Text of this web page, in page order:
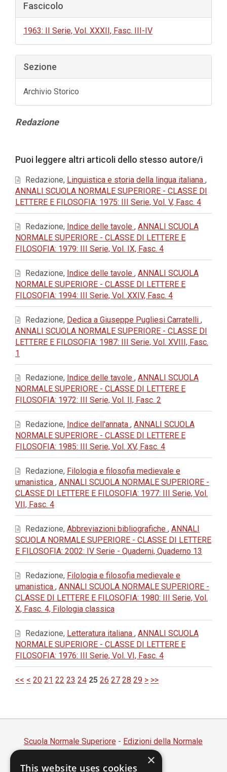
Fascicolo
1963: II Serie, Vol. XXXII, Fasc. III-IV
Sezione
Archivio Storico
Contenuto
Redazione
dell'articolo
Puoi leggere altri articoli dello stesso autore/i
Redazione, Linguistica e storia della lingua italiana ,
ANNALI SCUOLA NORMALE SUPERIORE - CLASSE DI
LETTERE E FILOSOFIA: 1975: III Serie, Vol. V, Fasc. 4
Redazione, Indice delle tavole , ANNALI SCUOLA
NORMALE SUPERIORE - CLASSE DI LETTERE E
FILOSOFIA: 1979: III Serie, Vol. IX, Fasc. 4
Redazione, Indice delle tavole , ANNALI SCUOLA
NORMALE SUPERIORE - CLASSE DI LETTERE E
FILOSOFIA: 1994: III Serie, Vol. XXIV, Fasc. 4
Redazione, Dedica a Giuseppe Pugliesi Carratelli ,
ANNALI SCUOLA NORMALE SUPERIORE - CLASSE DI
LETTERE E FILOSOFIA: 1987: III Serie, Vol. XVIII, Fasc.
1
Redazione, Indice delle tavole , ANNALI SCUOLA
NORMALE SUPERIORE - CLASSE DI LETTERE E
FILOSOFIA: 1972: III Serie, Vol. II, Fasc. 2
Redazione, Indice dell'annata , ANNALI SCUOLA
NORMALE SUPERIORE - CLASSE DI LETTERE E
FILOSOFIA: 1985: III Serie, Vol. XV, Fasc. 4
Redazione, Filologia e filosofia medievale e
umanistica , ANNALI SCUOLA NORMALE SUPERIORE -
CLASSE DI LETTERE E FILOSOFIA: 1977: III Serie, Vol.
VII, Fasc. 4
Redazione, Abbreviazioni bibliografiche , ANNALI
SCUOLA NORMALE SUPERIORE - CLASSE DI LETTERE
E FILOSOFIA: 2002: IV Serie - Quaderni, Quaderno 13
Redazione, Filologia e filosofia medievale e
umanistica , ANNALI SCUOLA NORMALE SUPERIORE -
CLASSE DI LETTERE E FILOSOFIA: 1980: III Serie, Vol.
X, Fasc. 4, Filologia classica
Redazione, Letteratura italiana , ANNALI SCUOLA
NORMALE SUPERIORE - CLASSE DI LETTERE E
FILOSOFIA: 1976: III Serie, Vol. VI, Fasc. 4
<< < 20 21 22 23 24 25 26 27 28 29 > >>
Scuola Normale Superiore - Edizioni della Normale
Piazza dei Cavalieri, 7 - 56126 Pisa×
This website uses cookies